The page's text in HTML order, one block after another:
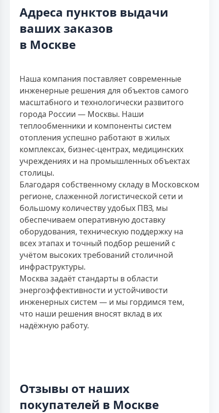
Адреса пунктов выдачи
ваших заказов
в Москве
Наша компания поставляет современные
инженерные решения для объектов самого
масштабного и технологически развитого
города России — Москвы. Наши
теплообменники и компоненты систем
отопления успешно работают в жилых
комплексах, бизнес-центрах, медицинских
учреждениях и на промышленных объектах
столицы.
Благодаря собственному складу в Московском
регионе, слаженной логистической сети и
большому количеству удобых ПВЗ, мы
обеспечиваем оперативную доставку
оборудования, техническую поддержку на
всех этапах и точный подбор решений с
учётом высоких требований столичной
инфраструктуры.
Москва задаёт стандарты в области
энергоэффективности и устойчивости
инженерных систем — и мы гордимся тем,
что наши решения вносят вклад в их
надёжную работу.
Отзывы от наших
покупателей в Москве